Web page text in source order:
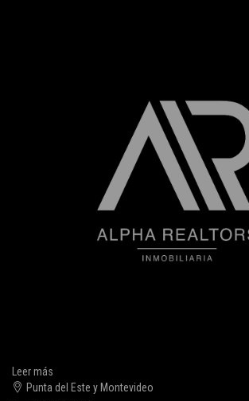
Leer más
Punta del Este y Montevideo